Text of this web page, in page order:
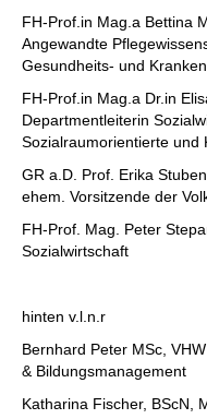
FH-Prof.in Mag.a Bettina
Angewandte
Gesundheits- und
FH-Prof.in Mag.a Dr.in
Departmentleiterin
Sozialraumorientierte und
GR a.D. Prof. Erika
ehem. Vorsitzende der
FH-Prof. Mag. Peter
Sozialwirtschaft
hinten v.l.n.r
Bernhard Peter MSc,
& Bildungsmanagement
Katharina Fischer, BScN,